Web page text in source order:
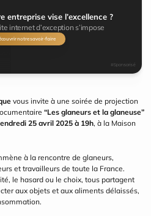
entreprise vise l’excellence ?
internet d’exception s’impose
notre savoir-faire
#Sponsorisé
vous invite à une soirée de projection
“Les glaneurs et la glaneuse”
25 avril 2025 à 19h, à la Maison
à la rencontre de glaneurs,
et travailleurs de toute la France.
le hasard ou le choix, tous partagent
aux objets et aux aliments délaissés,